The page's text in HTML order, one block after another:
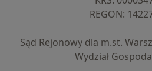
REGON:
Sąd Rejonowy dla m.st.
Wydział